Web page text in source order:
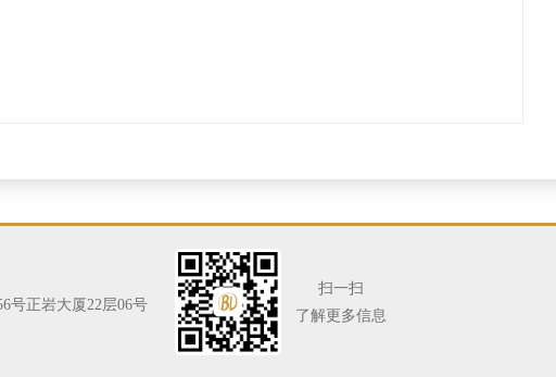
扫一扫
了解更多信息
号正岩大厦22层06号